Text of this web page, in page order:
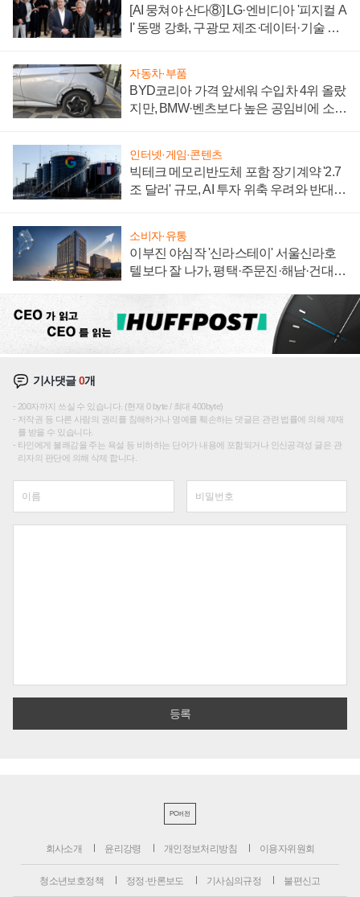
[AI 뭉쳐야 산다⑧] LG·엔비디아 '피지컬 A
I' 동맹 강화, 구광모 제조·데이터·기술 결
자동차·부품
BYD코리아 가격 앞세워 수입차 4위 올랐
지만, BMW·벤츠보다 높은 공임비에 소비
인터넷·게임·콘텐츠
빅테크 메모리반도체 포함 장기계약 '2.7
조 달러' 규모, AI 투자 위축 우려와 반대
소비자·유통
이부진 야심작 '신라스테이' 서울신라호
텔보다 잘 나가, 평택·주문진·해남·건대로
기사댓글0개
200자까지 쓰실 수 있습니다. (현재 0 byte / 최대 400byte)
저작권 등 다른 사람의 권리를 침해하거나 명예를 훼손하는 댓글은 관련 법률에 의해 제재
를 받을 수 있습니다.
타인에게 불쾌감을 주는 욕설 등 비하하는 단어가 내용에 포함되거나 인신공격성 글은 관
리자의 판단에 의해 삭제 합니다.
PC버전
회사소개 윤리강령 개인정보처리방침 이용자위원회
청소년보호정책 정정·반론보도 기사심의규정 불편신고